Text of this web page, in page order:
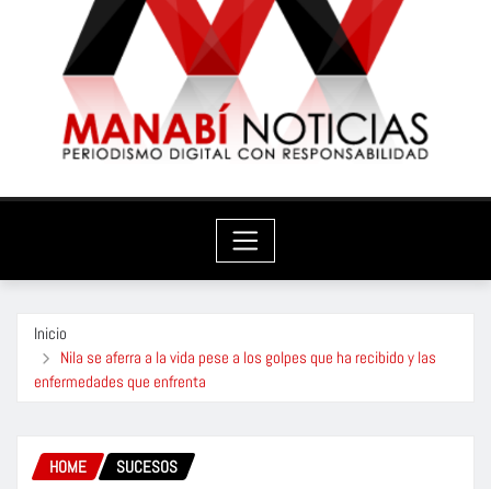
Inicio
Nila se aferra a la vida pese a los golpes que ha recibido y las
enfermedades que enfrenta
HOME SUCESOS